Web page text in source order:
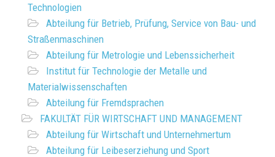
Technologien
Abteilung für Betrieb, Prüfung, Service von Bau- und
Straßenmaschinen
Abteilung für Metrologie und Lebenssicherheit
Institut für Technologie der Metalle und
Materialwissenschaften
Abteilung für Fremdsprachen
FAKULTÄT FÜR WIRTSCHAFT UND MANAGEMENT
Abteilung für Wirtschaft und Unternehmertum
Abteilung für Leibeserziehung und Sport